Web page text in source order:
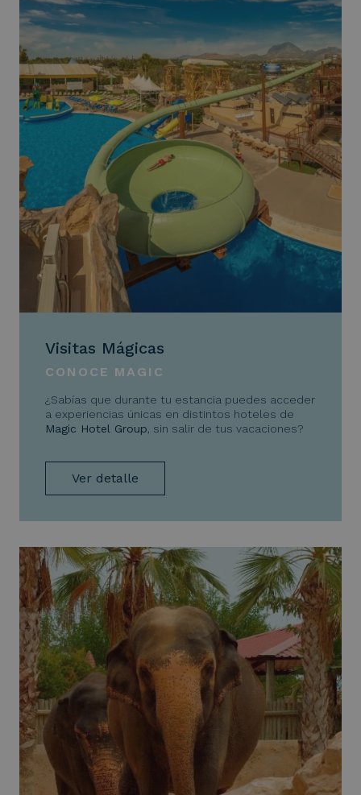
Visitas Mágicas
CONOCE MAGIC
¿Sabías que durante tu estancia puedes acceder
a experiencias únicas en distintos hoteles de
Magic Hotel Group , sin salir de tus vacaciones?
Ver detalle